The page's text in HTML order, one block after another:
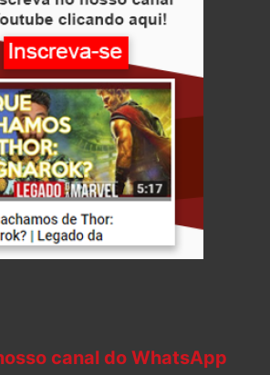
canal do WhatsApp